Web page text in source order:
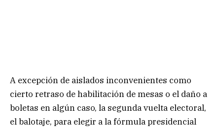
A excepción de aislados inconvenientes como
cierto retraso de habilitación de mesas o el daño a
boletas en algún caso, la segunda vuelta electoral,
el balotaje, para elegir a la fórmula presidencial